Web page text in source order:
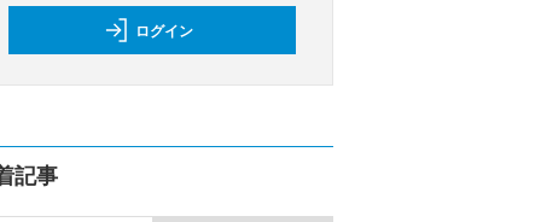
ログイン
記事